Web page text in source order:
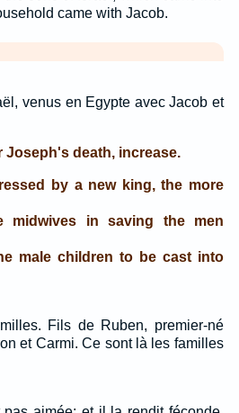
came with Jacob.
venus en Egypte avec Jacob et
Joseph's death, increase.
by a new king, the more
midwives in saving the men
male children to be cast into
Fils de Ruben, premier-né
et Carmi. Ce sont là les familles